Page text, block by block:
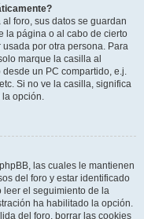
foro, sus datos se guardan
la página o al cabo de cierto
por otra persona. Para
marque la casilla al
un PC compartido, e.j.
Si no ve la casilla, significa
la opción.
las cuales le mantienen
del foro y estar identificado
leer el seguimiento de la
ha habilitado la opción.
del foro, borrar las cookies